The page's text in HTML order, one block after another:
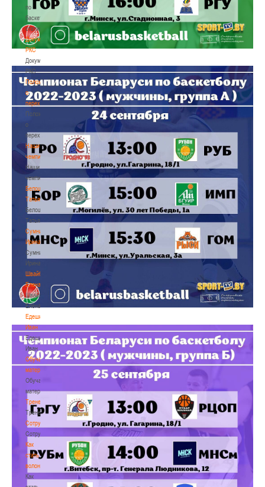
по
баскетбольной
статистике
Документы
РКС
Документы
РКС
Положение
о
переходах
Положение
о
переходах
Наши
чемпионы
Наши
чемпионы
Белошапко
Татьяна
Белошапко
Татьяна
Сумникова
Ирина
Сумникова
Ирина
Швайбович
Елена
Швайбович
Елена
Едешко
Иван
Едешко
Иван
Обучающие
материалы
Обучающие
материалы
Тренерам
Тренерам
Сотрудничество
Сотрудничество
Как
стать
волонтером
Как